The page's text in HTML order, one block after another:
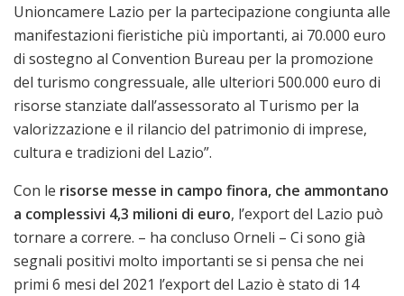
Unioncamere Lazio per la partecipazione congiunta alle
manifestazioni fieristiche più importanti, ai 70.000 euro
di sostegno al Convention Bureau per la promozione
del turismo congressuale, alle ulteriori 500.000 euro di
risorse stanziate dall’assessorato al Turismo per la
valorizzazione e il rilancio del patrimonio di imprese,
cultura e tradizioni del Lazio”.
Con le risorse messe in campo finora, che ammontano
a complessivi 4,3 milioni di euro, l’export del Lazio può
tornare a correre. – ha concluso Orneli – Ci sono già
segnali positivi molto importanti se si pensa che nei
primi 6 mesi del 2021 l’export del Lazio è stato di 14